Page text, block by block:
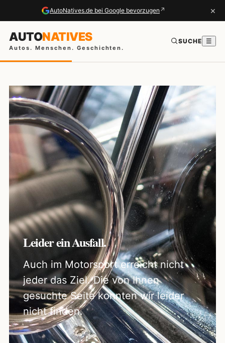
AutoNatives.de bei Google bevorzugen ↗ ×
AUTONATIVES
Autos. Menschen. Geschichten.
SUCHE ☰
Leider ein Ausfall.
Auch im Motorsport erreicht nicht
jeder das Ziel. Die von Ihnen
gesuchte Seite konnten wir leider
nicht finden.